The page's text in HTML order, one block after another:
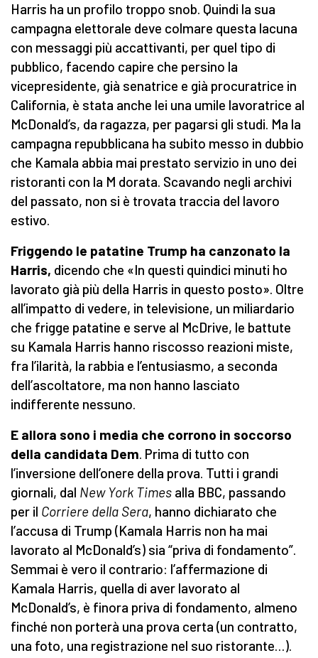
Harris ha un profilo troppo snob. Quindi la sua
campagna elettorale deve colmare questa lacuna
con messaggi più accattivanti, per quel tipo di
pubblico, facendo capire che persino la
vicepresidente, già senatrice e già procuratrice in
California, è stata anche lei una umile lavoratrice al
McDonald’s, da ragazza, per pagarsi gli studi. Ma la
campagna repubblicana ha subito messo in dubbio
che Kamala abbia mai prestato servizio in uno dei
ristoranti con la M dorata. Scavando negli archivi
del passato, non si è trovata traccia del lavoro
estivo.
Friggendo le patatine Trump ha canzonato la
Harris, dicendo che «In questi quindici minuti ho
lavorato già più della Harris in questo posto». Oltre
all’impatto di vedere, in televisione, un miliardario
che frigge patatine e serve al McDrive, le battute
su Kamala Harris hanno riscosso reazioni miste,
fra l’ilarità, la rabbia e l’entusiasmo, a seconda
dell’ascoltatore, ma non hanno lasciato
indifferente nessuno.
E allora sono i media che corrono in soccorso
della candidata Dem. Prima di tutto con
l’inversione dell’onere della prova. Tutti i grandi
giornali, dal New York Times alla BBC, passando
per il Corriere della Sera, hanno dichiarato che
l’accusa di Trump (Kamala Harris non ha mai
lavorato al McDonald’s) sia “priva di fondamento”.
Semmai è vero il contrario: l’affermazione di
Kamala Harris, quella di aver lavorato al
McDonald’s, è finora priva di fondamento, almeno
finché non porterà una prova certa (un contratto,
una foto, una registrazione nel suo ristorante…).